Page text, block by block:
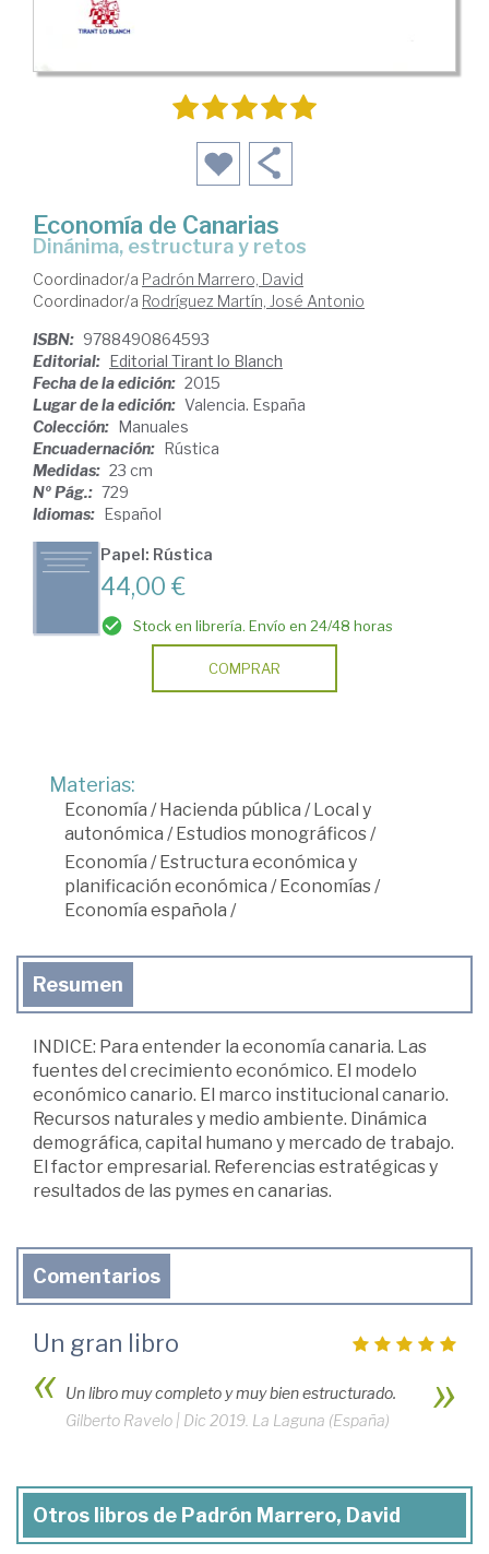
Economía de Canarias
dinánima, estructura y retos
Coordinador/a Padrón Marrero, David
Coordinador/a Rodríguez Martín, José Antonio
ISBN: 9788490864593
Editorial: Editorial Tirant lo Blanch
Fecha de la edición: 2015
Lugar de la edición: Valencia. España
Colección: Manuales
Encuadernación: Rústica
Medidas: 23 cm
Nº Pág.: 729
Idiomas: Español
Papel: Rústica
44,00 €
Stock en librería. Envío en 24/48 horas
COMPRAR
Materias:
Economía / Hacienda pública / Local y
autonómica / Estudios monográficos/
Economía / Estructura económica y
planificación económica / Economías/
Economía española /
Resumen
INDICE: Para entender la economía canaria. Las
fuentes del crecimiento económico. El modelo
económico canario. El marco institucional canario.
Recursos naturales y medio ambiente. Dinámica
demográfica, capital humano y mercado de trabajo.
El factor empresarial. Referencias estratégicas y
resultados de las pymes en canarias.
Comentarios
Un gran libro
Un libro muy completo y muy bien estructurado.
Gilberto Ravelo | Dic 2019. La Laguna (España)
Otros libros de Padrón Marrero, David